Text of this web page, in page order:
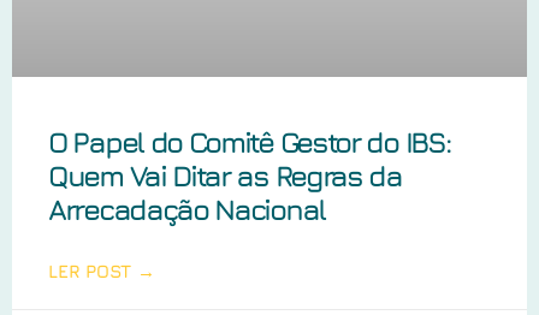
O Papel do Comitê Gestor do IBS:
Quem Vai Ditar as Regras da
Arrecadação Nacional
LER POST →